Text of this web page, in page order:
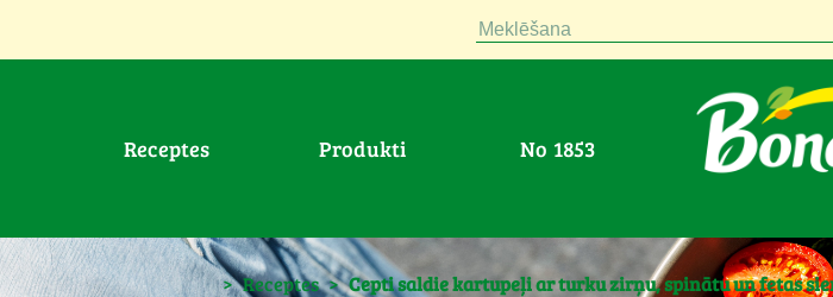
Meklēšana
Receptes Produkti No 1853
> Receptes > Cepti saldie kartupeļi ar turku zirņu, spinātu un fetas